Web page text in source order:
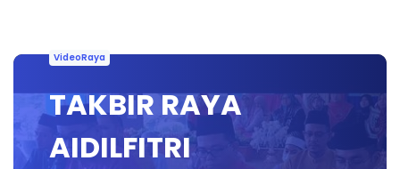
VideoRaya
TAKBIR RAYA
AIDILFITRI